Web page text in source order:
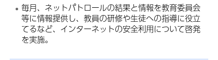
毎月、ネットパトロールの結果と情報を教育委員会
等に情報提供し、教員の研修や生徒への指導に役立
てるなど、インターネットの安全利用について啓発
を実施。